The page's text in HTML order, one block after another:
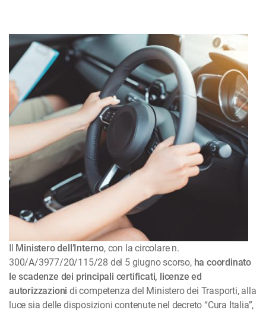
Ministero dell’Interno, con la circolare n.
300/A/3977/20/115/28 del 5 giugno scorso, ha coordinato
le scadenze dei principali certificati, licenze ed
autorizzazioni di competenza del Ministero dei Trasporti, alla
luce sia delle disposizioni contenute nel decreto “Cura Italia”,